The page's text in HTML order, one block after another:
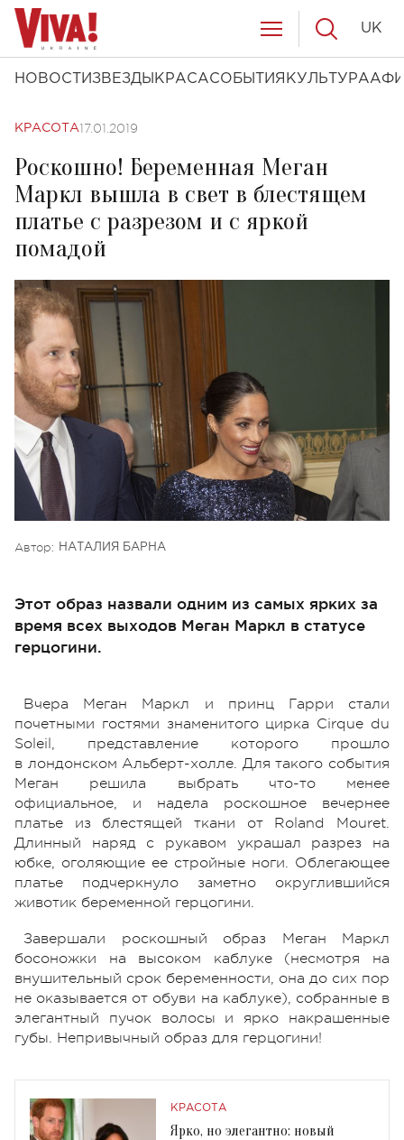
НОВОСТИ ЗВЕЗДЫ КРАСАСОБЫТИЯ КУЛЬТУРА
UK
КРАСОТА17.01.2019
Роскошно! Беременная Меган
Маркл вышла в свет в блестящем
платье с разрезом и с яркой
помадой
Автор: НАТАЛИЯ БАРНА
Этот образ назвали одним из самых ярких за
время всех выходов Меган Маркл в статусе
герцогини.
Вчера Меган Маркл и принц Гарри стали
почетными гостями знаменитого цирка Cirque du
Soleil, представление которого прошло
в лондонском Альберт-холле. Для такого события
Меган решила выбрать что-то менее
официальное, и надела роскошное вечернее
платье из блестящей ткани от Roland Mouret.
Длинный наряд с рукавом украшал разрез на
юбке, оголяющие ее стройные ноги. Облегающее
платье подчеркнуло заметно округлившийся
животик беременной герцогини.
Завершали роскошный образ Меган Маркл
босоножки на высоком каблуке (несмотря на
внушительный срок беременности, она до сих пор
не оказывается от обуви на каблуке), собранные в
элегантный пучок волосы и ярко накрашенные
губы. Непривычный образ для герцогини!
КРАСОТА
Ярко, но элегантно: новый